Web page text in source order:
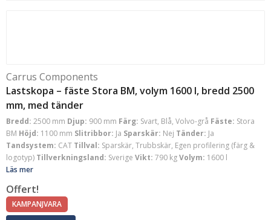
Carrus Components
Lastskopa – fäste Stora BM, volym 1600 l, bredd 2500
mm, med tänder
Bredd: 2500 mm Djup: 900 mm Färg: Svart, Blå, Volvo-grå Fäste: Stora
BM Höjd: 1100 mm Slitribbor: Ja Sparskär: Nej Tänder: Ja
Tandsystem: CAT Tillval: Sparskär, Trubbskär, Egen profilering (färg &
logotyp) Tillverkningsland: Sverige Vikt: 790 kgVolym: 1600 l
Läs mer
Offert!
KAMPANJVARA